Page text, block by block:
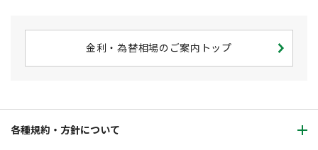
金利・為替相場のご案内トップ
各種規約・方針について